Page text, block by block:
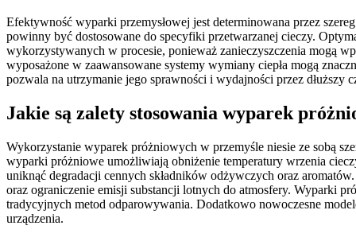
Efektywność wyparki przemysłowej jest determinowana przez
powinny być dostosowane do specyfiki przetwarzanej cieczy.
wykorzystywanych w procesie, ponieważ zanieczyszczenia mogą
wyposażone w zaawansowane systemy wymiany ciepła mogą
pozwala na utrzymanie jego sprawności i wydajności przez dłuższy
Jakie są zalety stosowania wyparek
Wykorzystanie wyparek próżniowych w przemyśle niesie ze sobą
wyparki próżniowe umożliwiają obniżenie temperatury wrzenia
uniknąć degradacji cennych składników odżywczych oraz
oraz ograniczenie emisji substancji lotnych do atmosfery. Wyparki
tradycyjnych metod odparowywania. Dodatkowo nowoczesne
urządzenia.